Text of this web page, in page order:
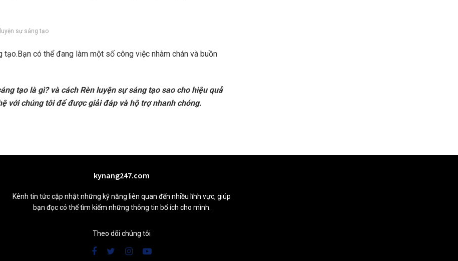
sự sáng tạo
có thể đang làm một số công việc nhàm chán và buồn
tạo là gì? và cách Rèn luyện sự sáng tạo sao cho hiệu quả
với chúng tôi để được giải đáp và hộ trợ nhanh chóng.
kynang247.com
Kênh tin tức cập nhật những kỹ năng liên quan đến nhiều lĩnh vực, giúp
bạn đọc có thể tìm kiếm những thông tin bổ ích cho mình.
Theo dõi chúng tôi